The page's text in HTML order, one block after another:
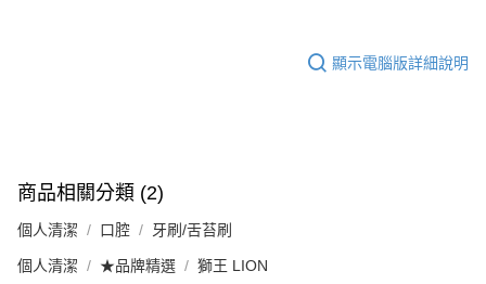
顯示電腦版詳細說明
商品相關分類 (2)
個人清潔 口腔 牙刷/舌苔刷
個人清潔 ★品牌精選 獅王 LION